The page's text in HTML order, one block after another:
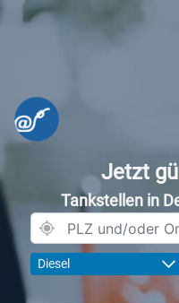
Jetzt
Tankstellen in
Diesel